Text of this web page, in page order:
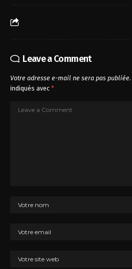
Leave a Comment
Votre adresse e-mail ne sera pas publiée.
indiqués avec *